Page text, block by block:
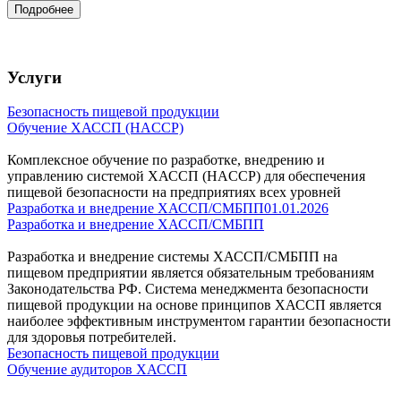
Подробнее
Услуги
Безопасность пищевой продукции
Обучение ХАССП (HACCP)
Комплексное обучение по разработке, внедрению и
управлению системой ХАССП (HACCP) для обеспечения
пищевой безопасности на предприятиях всех уровней
Разработка и внедрение ХАССП/СМБПП01.01.2026
Разработка и внедрение ХАССП/СМБПП
Разработка и внедрение системы ХАССП/СМБПП на
пищевом предприятии является обязательным требованиям
Законодательства РФ. Система менеджмента безопасности
пищевой продукции на основе принципов ХАССП является
наиболее эффективным инструментом гарантии безопасности
для здоровья потребителей.
Безопасность пищевой продукции
Обучение аудиторов ХАССП